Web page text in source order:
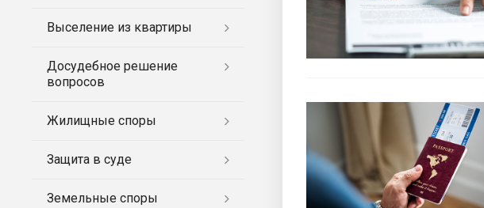
Выселение из квартиры
Досудебное решение
вопросов
Жилищные споры
Защита в суде
Земельные споры